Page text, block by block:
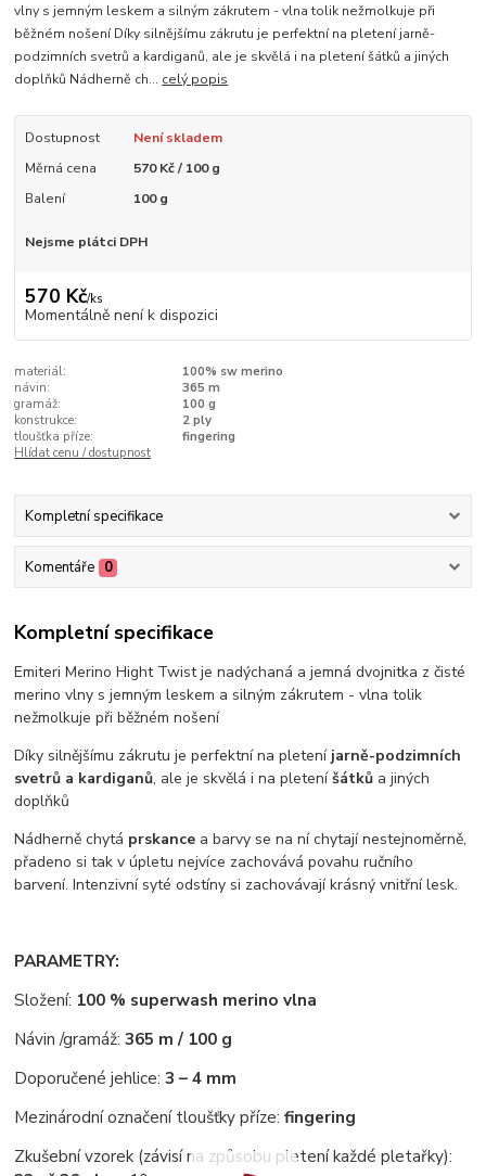
vlny s jemným leskem a silným zákrutem - vlna tolik nežmolkuje při
běžném nošení Díky silnějšímu zákrutu je perfektní na pletení jarně-
podzimních svetrů a kardiganů, ale je skvělá i na pletení šátků a jiných
doplňků Nádherně ch... celý popis
Dostupnost
Není skladem
Měrná cena
570 Kč / 100 g
Balení
100 g
Nejsme plátci DPH
570 Kč/ks
Momentálně není k dispozici
materiál:
100% sw merino
návin:
365 m
gramáž:
100 g
konstrukce:
2 ply
tloušťka příze:
fingering
Hlídat cenu / dostupnost
Kompletní specifikace
Komentáře 0
Kompletní specifikace
Emiteri Merino Hight Twist je nadýchaná a jemná dvojnitka z čisté
merino vlny s jemným leskem a silným zákrutem - vlna tolik
nežmolkuje při běžném nošení
Díky silnějšímu zákrutu je perfektní na pletení jarně-podzimních
svetrů a kardiganů, ale je skvělá i na pleteníšátků a jiných
doplňků
Nádherně chytá prskance a barvy se na ní chytají nestejnoměrně,
přadeno si tak v úpletu nejvíce zachovává povahu ručního
barvení. Intenzivní syté odstíny si zachovávají krásný vnitřní lesk.
PARAMETRY:
Složení: 100 % superwash merino vlna
Návin /gramáž: 365 m / 100 g
Doporučené jehlice:3 – 4 mm
Mezinárodní označení tloušťky příze:fingering
Zkušební vzorek (závisí na způsobu pletení každé pletařky):